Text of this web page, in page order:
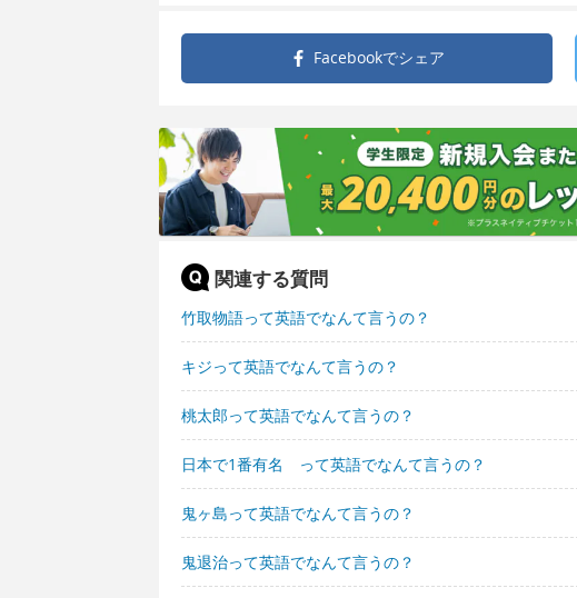
Facebookでシェア
関連する質問
竹取物語って英語でなんて言うの？
キジって英語でなんて言うの？
桃太郎って英語でなんて言うの？
日本で1番有名 って英語でなんて言うの？
鬼ヶ島って英語でなんて言うの？
鬼退治って英語でなんて言うの？